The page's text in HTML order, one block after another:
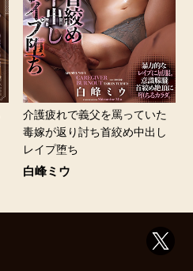
介護疲れで義父を罵っていた
毒嫁が返り討ち首絞め中出し
レイプ堕ち
白峰ミウ